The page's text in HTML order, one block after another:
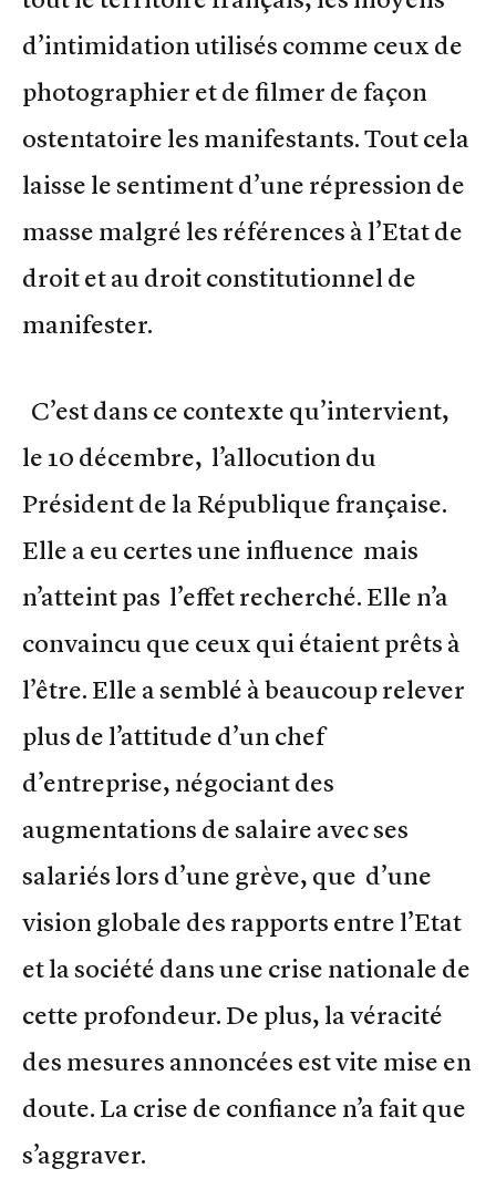
d’intimidation utilisés comme ceux de
photographier et de filmer de façon
ostentatoire les manifestants. Tout cela
laisse le sentiment d’une répression de
masse malgré les références à l’Etat de
droit et au droit constitutionnel de
manifester.
C’est dans ce contexte qu’intervient,
le 10 décembre, l’allocution du
Président de la République française.
Elle a eu certes une influence mais
n’atteint pas l’effet recherché. Elle n’a
convaincu que ceux qui étaient prêts à
l’être. Elle a semblé à beaucoup relever
plus de l’attitude d’un chef
d’entreprise, négociant des
augmentations de salaire avec ses
salariés lors d’une grève, que d’une
vision globale des rapports entre l’Etat
et la société dans une crise nationale de
cette profondeur. De plus, la véracité
des mesures annoncées est vite mise en
doute. La crise de confiance n’a fait que
s’aggraver.